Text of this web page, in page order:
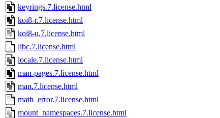
keyrings.7.license.html
koi8-r.7.license.html
koi8-u.7.license.html
libc.7.license.html
locale.7.license.html
man-pages.7.license.html
man.7.license.html
math_error.7.license.html
mount_namespaces.7.license.html